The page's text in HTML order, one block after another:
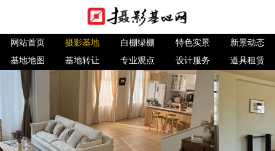
网站首页 摄影基地 白棚绿棚 特色实景
新景动态
基地地图
基地转让 专业观点 设计服务 道具租赁